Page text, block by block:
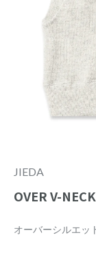
JIEDA
OVER V-
オーバーシルエッ